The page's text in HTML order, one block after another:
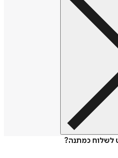
לשלוח כמתנה?